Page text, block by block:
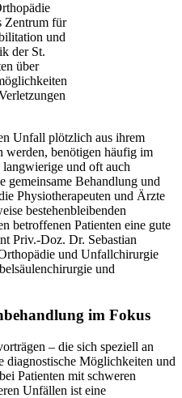
Zentrum für
und
der St.
über
Unfall plötzlich aus ihrem
werden, benötigen häufig im
und oft auch
gemeinsame Behandlung und
Physiotherapeuten und Ärzte
bestehenbleibenden
betroffenen Patienten eine gute
Priv.-Doz. Dr. Sebastian
und Unfallchirurgie
und
im Fokus
– die sich speziell an
diagnostische Möglichkeiten und
Patienten mit schweren
Unfällen ist eine